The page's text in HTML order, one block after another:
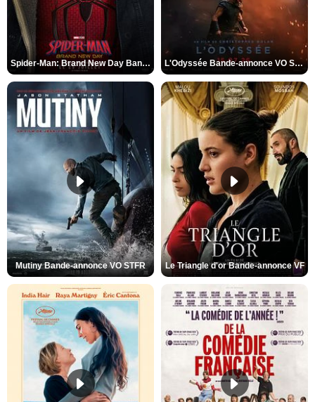
Spider-Man: Brand New Day Bande-annonce VO STFR L'Odyssée Bande-annonce VO STFR
Mutiny Bande-annonce VO STFR Le Triangle d'or Bande-annonce VF